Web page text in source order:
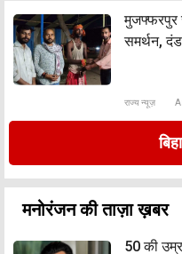
मुजफ्फरपुर
समर्थन, दंड
राज्य न्यूज़
मनोरंजन की ताज़ा ख़बर
50 की